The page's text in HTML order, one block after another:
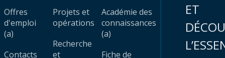
Offres
d'emploi
(a)
Contacts
Projets et
opérations
Recherche
et
Académie des
connaissances
(a)
Fiche de
ET